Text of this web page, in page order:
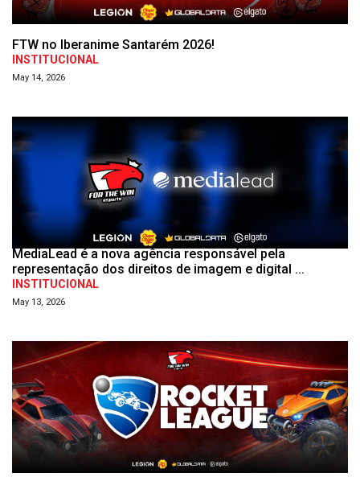
FTW no Iberanime Santarém 2026!
INSTITUCIONAL
May 14, 2026
MediaLead é a nova agência responsável pela
representação dos direitos de imagem e digital ...
INSTITUCIONAL
May 13, 2026